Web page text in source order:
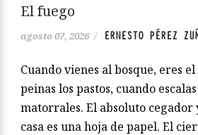
El fuego
agosto 07, 2026 / ERNESTO PÉREZ
Cuando vienes al bosque, eres
peinas los pastos, cuando
matorrales. El absoluto cegador
casa es una hoja de papel. El